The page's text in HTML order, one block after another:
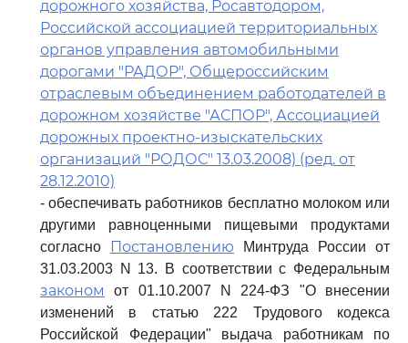
дорожного хозяйства, Росавтодором,
Российской ассоциацией территориальных
органов управления автомобильными
дорогами "РАДОР", Общероссийским
отраслевым объединением работодателей в
дорожном хозяйстве "АСПОР", Ассоциацией
дорожных проектно-изыскательских
организаций "РОДОС" 13.03.2008) (ред. от
28.12.2010)
- обеспечивать работников бесплатно молоком или
другими равноценными пищевыми продуктами
согласно
Постановлению Минтруда России от
31.03.2003 N 13. В соответствии с Федеральным
законом
от 01.10.2007 N 224-ФЗ "О внесении
изменений в статью 222 Трудового кодекса
Российской Федерации" выдача работникам по